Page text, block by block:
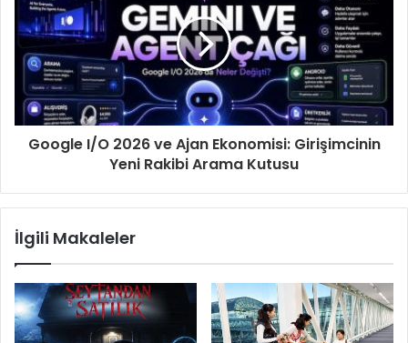
Google I/O 2026 ve Ajan Ekonomisi: Girişimcinin
Yeni Rakibi Arama Kutusu
İlgili Makaleler